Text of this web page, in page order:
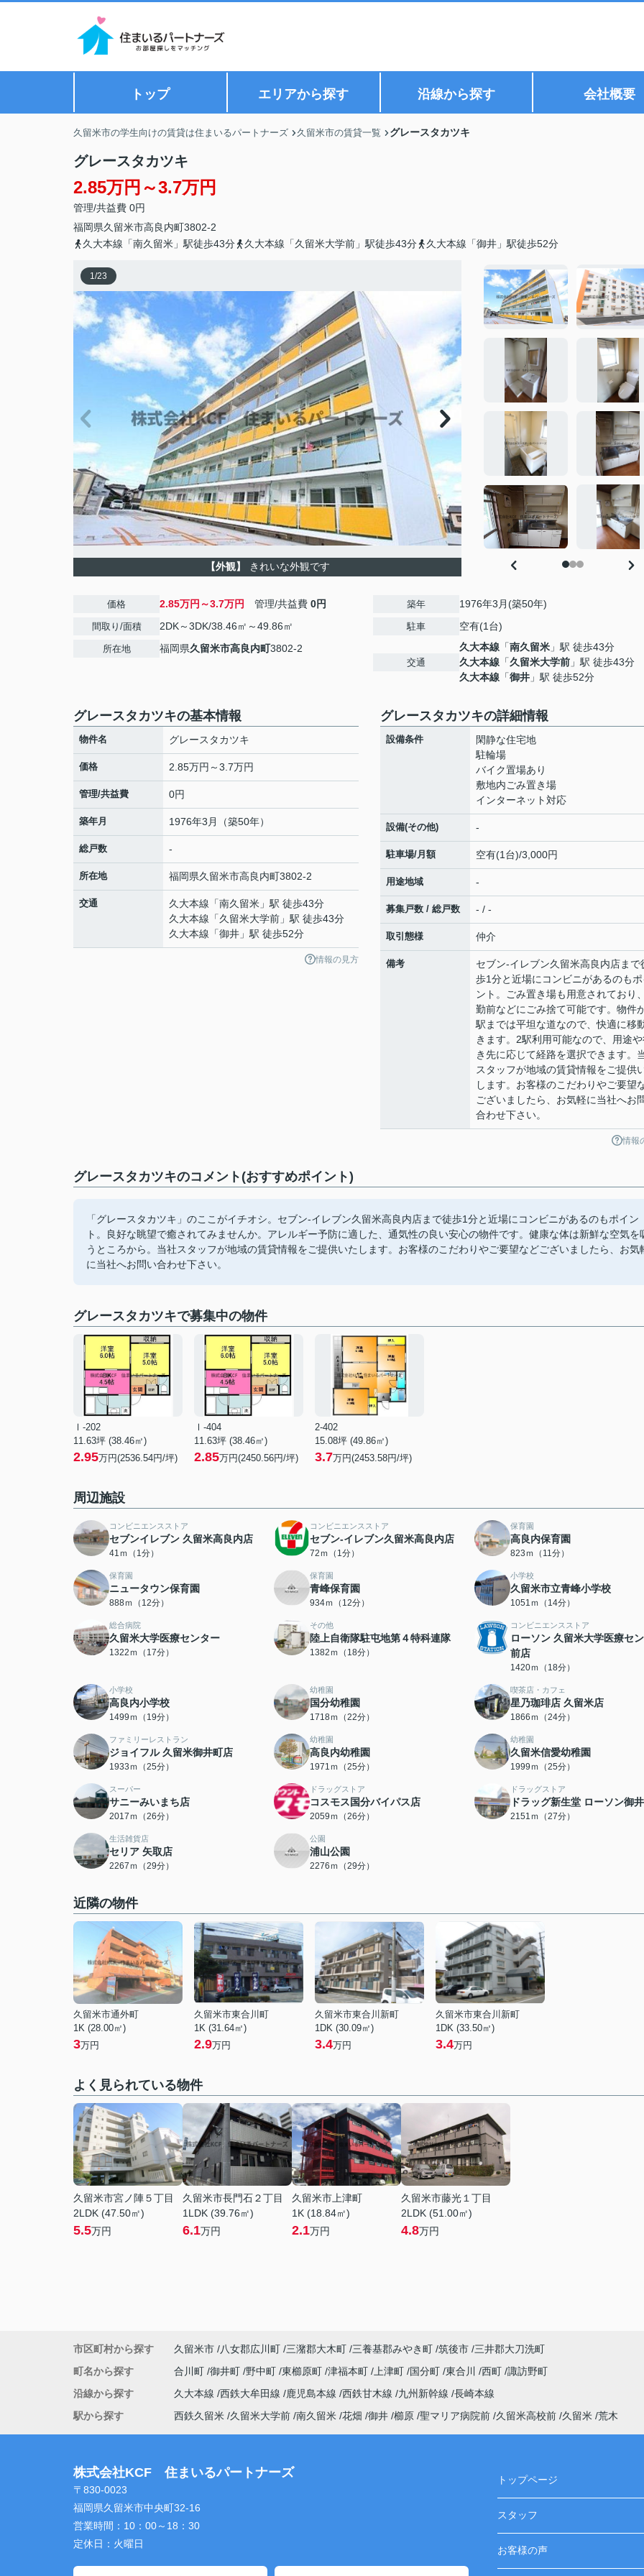
トップ エリアから探す 沿線から探す 会社概要
久留米市の学生向けの賃貸は住まいるパートナーズ 久留米市の賃貸一覧 グレースタカツキ
グレースタカツキ
2.85万円～3.7万円
管理/共益費 0円
福岡県久留米市高良内町3802-2
久大本線「南久留米」駅徒歩43分
久大本線「久留米大学前」駅徒歩43分 久大本線「御井」駅徒歩52分
1/23
【外観】 きれいな外観です
価格 2.85万円～3.7万円 管理/共益費 0円
間取り/面積 2DK～3DK/38.46㎡～49.86㎡
所在地 福岡県久留米市高良内町3802-2
築年 1976年3月(築50年)
駐車 空有(1台)
交通
久大本線 「南久留米 」駅 徒歩43分
久大本線 「久留米大学前 」駅 徒歩43分
久大本線 「御井 」駅 徒歩52分
グレースタカツキの基本情報
物件名 グレースタカツキ
価格 2.85万円～3.7万円
管理/共益費 0円
築年月 1976年3月（築50年）
総戸数 -
所在地 福岡県久留米市高良内町3802-2
交通 久大本線 「南久留米 」駅 徒歩43分
久大本線 「久留米大学前 」駅 徒歩43分
久大本線 「御井 」駅 徒歩52分
情報の見方
グレースタカツキの詳細情報
設備条件
閑静な住宅地
駐輪場
バイク置場あり
敷地内ごみ置き場
インターネット対応
設備(その他) -
駐車場/月額 空有(1台)/3,000円
用途地域 -
募集戸数 / 総戸数 - / -
取引態様 仲介
備考
セブン-イレブン久留米高良内店まで
歩1分と近場にコンビニがあるのも
ント。ごみ置き場も用意されており
勤前などにごみ捨て可能です。物件
駅までは平坦な道なので、快適に移
きます。2駅利用可能なので、用途
き先に応じて経路を選択できます。
スタッフが地域の賃貸情報をご提供
します。お客様のこだわりやご要望
ございましたら、お気軽に当社へお
合わせ下さい。
情報
グレースタカツキのコメント(おすすめポイント)
「グレースタカツキ」のここがイチオシ。セブン-イレブン久留米高良内店まで徒歩1分と近場にコンビニがあるのもポイン
ト。良好な眺望で癒されてみませんか。アレルギー予防に適した、通気性の良い安心の物件です。健康な体は新鮮な空気を
うところから。当社スタッフが地域の賃貸情報をご提供いたします。お客様のこだわりやご要望などございましたら、お気
に当社へお問い合わせ下さい。
グレースタカツキで募集中の物件
Ⅰ-202
11.63坪 (38.46㎡)
2.95万円(2536.54円/坪)
Ⅰ-404
11.63坪 (38.46㎡)
2.85万円(2450.56円/坪)
2-402
15.08坪 (49.86㎡)
3.7万円(2453.58円/坪)
周辺施設
コンビニエンスストア
セブンイレブン 久留米高良内店
41ｍ（1分）
コンビニエンスストア
セブン-イレブン久留米高良内店
72ｍ（1分）
保育園
高良内保育園
823ｍ（11分）
保育園
ニュータウン保育園
888ｍ（12分）
保育園
青峰保育園
934ｍ（12分）
小学校
久留米市立青峰小学校
1051ｍ（14分）
総合病院
久留米大学医療センター
1322ｍ（17分）
その他
陸上自衛隊駐屯地第４特科連隊
1382ｍ（18分）
コンビニエンスストア
ローソン 久留米大学医療セ
前店
1420ｍ（18分）
小学校
高良内小学校
1499ｍ（19分）
幼稚園
国分幼稚園
1718ｍ（22分）
喫茶店・カフェ
星乃珈琲店 久留米店
1866ｍ（24分）
ファミリーレストラン
ジョイフル 久留米御井町店
1933ｍ（25分）
幼稚園
高良内幼稚園
1971ｍ（25分）
幼稚園
久留米信愛幼稚園
1999ｍ（25分）
スーパー
サニーみいまち店
2017ｍ（26分）
ドラッグストア
コスモス国分バイパス店
2059ｍ（26分）
ドラッグストア
ドラッグ新生堂 ローソン御
2151ｍ（27分）
生活雑貨店
セリア 矢取店
2267ｍ（29分）
公園
浦山公園
2276ｍ（29分）
近隣の物件
久留米市通外町
1K (28.00㎡)
3万円
久留米市東合川町
1K (31.64㎡)
2.9万円
久留米市東合川新町
1DK (30.09㎡)
3.4万円
久留米市東合川新町
1DK (33.50㎡)
3.4万円
よく見られている物件
久留米市宮ノ陣５丁目
2LDK (47.50㎡)
5.5万円
久留米市長門石２丁目
1LDK (39.76㎡)
6.1万円
久留米市上津町
1K (18.84㎡)
2.1万円
久留米市藤光１丁目
2LDK (51.00㎡)
4.8万円
市区町村から探す 久留米市 八女郡広川町 三潴郡大木町 三養基郡みやき町 筑後市 三井郡大刀洗町
町名から探す
合川町 御井町 野中町 東櫛原町 津福本町 上津町 国分町 東合川 西町 諏訪野町
沿線から探す
久大本線 西鉄大牟田線 鹿児島本線 西鉄甘木線 九州新幹線 長崎本線
駅から探す
西鉄久留米 久留米大学前 南久留米 花畑 御井 櫛原 聖マリア病院前 久留米高校前 久留米 荒木
株式会社KCF 住まいるパートナーズ
〒830-0023
福岡県久留米市中央町32-16
営業時間： 10：00～18：30
定休日： 火曜日
トップページ
スタッフ
お客様の声